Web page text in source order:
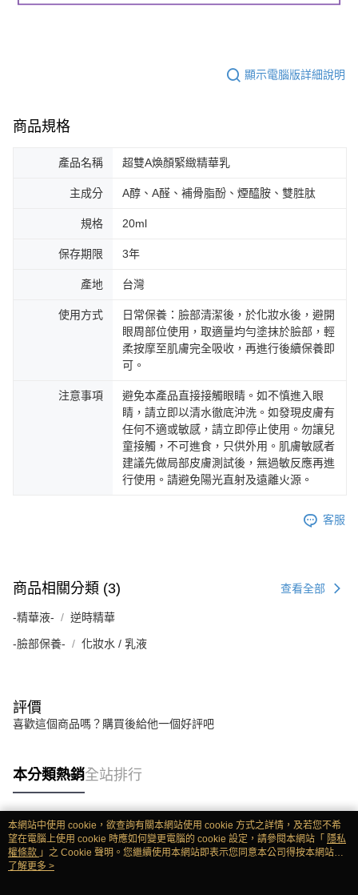
顯示電腦版詳細說明
商品規格
產品名稱 超雙A煥顏緊緻精華乳
主成分 A醇、A醛、補骨脂酚、煙醯胺、雙胜肽
規格 20ml
保存期限 3年
產地 台灣
使用方式
日常保養：臉部清潔後，於化妝水後，避開
眼周部位使用，取適量均勻塗抹於臉部，輕
柔按摩至肌膚完全吸收，再進行後續保養即
可。
注意事項
避免本產品直接接觸眼睛。如不慎進入眼
睛，請立即以清水徹底沖洗。如發現皮膚有
任何不適或敏感，請立即停止使用。勿讓兒
童接觸，不可進食，只供外用。肌膚敏感者
建議先做局部皮膚測試後，無過敏反應再進
行使用。請避免陽光直射及遠離火源。
客服
商品相關分類 (3) 查看全部
-精華液- 逆時精華
-臉部保養- 化妝水 / 乳液
評價
喜歡這個商品嗎？購買後給他一個好評吧
本分類熱銷全站排行
熱門標籤
本網站中使用 cookie，欲查詢有關本網站使用 cookie 方式之詳情，及若您不希
望在電腦上使用 cookie 時應如何變更電腦的 cookie 設定，請參閱本網站「 隱私
權條款 」之 Cookie 聲明。您繼續使用本網站即表示您同意本公司得按本網站使
用條款之 Cookie 聲明使用 cookie。
了解更多 >